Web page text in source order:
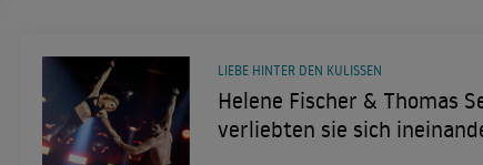
Helene Fischer & Thomas
verliebten sie sich
LIEBE HINTER DEN KULISSEN